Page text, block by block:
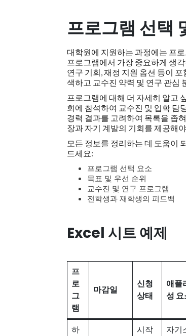
프로그램 선택
대학원에 지원하는 과정에는 프
프로그램에서 가장 중요하게 생
연구 기회, 재정 지원 옵션 등이
색하고 교수진 약력 및 연구 관심
프로그램에 대해 더 자세히 알고
회에 참석하여 교수진 및 입학 담
경력 결과를 고려하여 목록을 좁
장과 자기 계발의 기회를 제공해
모든 정보를 정리하는 데 도움이
드세요:
프로그램 선택 요소
목표 및 우선 순위
교수진 및 연구 프로그램
전학생과 재학생의 피드백
Excel 시트 예제
프
로
그
램
마감일
신청
상태
애플
성
하
시작
자기